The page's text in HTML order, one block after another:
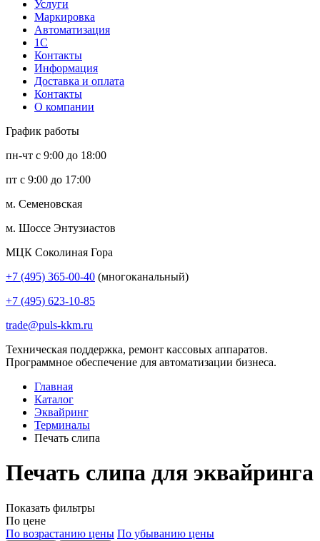
Услуги
Маркировка
Автоматизация
1С
Контакты
Информация
Доставка и оплата
Контакты
О компании
График работы
пн-чт с 9:00 до 18:00
пт с 9:00 до 17:00
м. Семеновская
м. Шоссе Энтузиастов
МЦК Соколиная Гора
+7 (495) 365-00-40 (многоканальный)
+7 (495) 623-10-85
trade@puls-kkm.ru
Техническая поддержка, ремонт кассовых аппаратов.
Программное обеспечение для автоматизации бизнеса.
Главная
Каталог
Эквайринг
Терминалы
Печать слипа
Печать слипа для эквайринга
Показать фильтры
По цене
По возрастанию цены По убыванию цены